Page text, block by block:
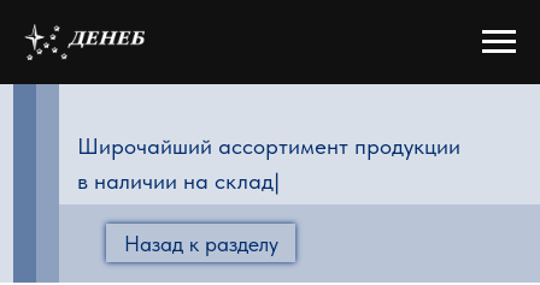
Широчайший ассортимент продукции
в наличии на складе
Назад к разделу